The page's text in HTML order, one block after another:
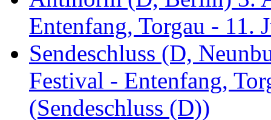
Entenfang, Torgau -
Sendeschluss (D,
Festival - Entenfang,
(Sendeschluss (D))